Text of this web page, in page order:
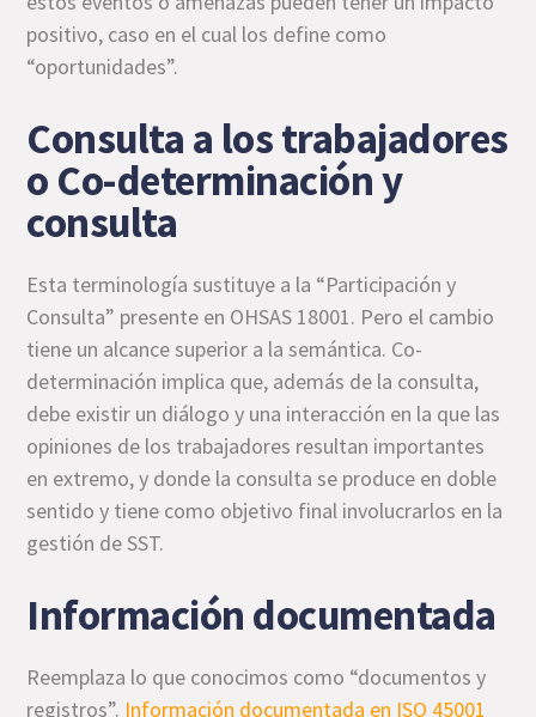
positivo, caso en el cual los define como
“oportunidades”.
Consulta a los trabajadores
o Co-determinación y
consulta
Esta terminología sustituye a la “Participación y
Consulta” presente en OHSAS 18001. Pero el cambio
tiene un alcance superior a la semántica. Co-
determinación implica que, además de la consulta,
debe existir un diálogo y una interacción en la que las
opiniones de los trabajadores resultan importantes
en extremo, y donde la consulta se produce en doble
sentido y tiene como objetivo final involucrarlos en la
gestión de SST.
Información documentada
Reemplaza lo que conocimos como “documentos y
registros”. Información documentada en ISO 45001